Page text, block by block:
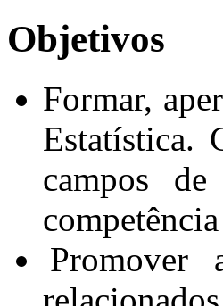
Objetivos
Formar,
Estatística.
campos
Promover